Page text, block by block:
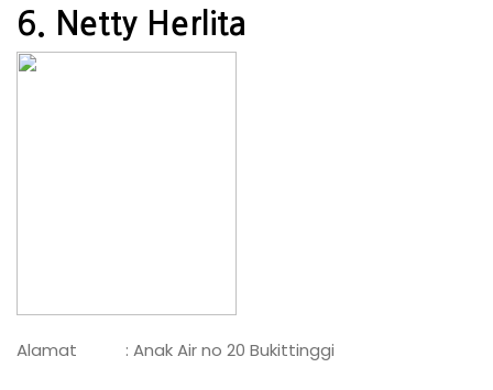
6. Netty Herlita
Alamat : Anak Air no 20 Bukittinggi